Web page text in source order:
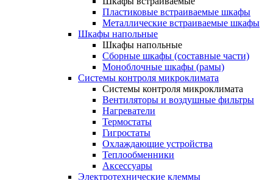
Пластиковые встраиваемые шкафы
Металлические встраиваемые шкафы
Шкафы напольные
Шкафы напольные
Сборные шкафы (составные части)
Моноблочные шкафы (рамы)
Системы контроля микроклимата
Системы контроля микроклимата
Вентиляторы и воздушные фильтры
Нагреватели
Термостаты
Гигростаты
Охлаждающие устройства
Теплообменники
Аксессуары
Электротехнические клеммы